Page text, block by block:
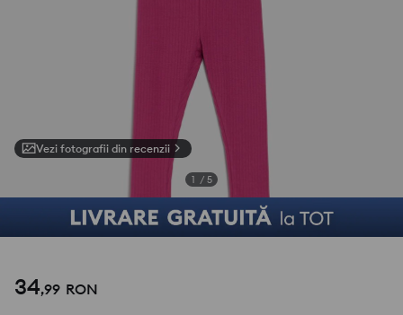
Vezi fotografii din recenzii
1 / 5
34,99 RON